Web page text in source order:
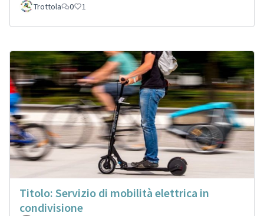
Trottola 0 1
Titolo: Servizio di mobilità elettrica in
condivisione